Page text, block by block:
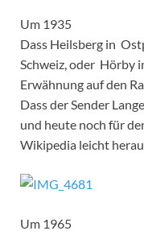
Um 1935
Dass Heilsberg in
Schweiz, oder Hörby
Erwähnung auf den
Dass der Sender
und heute noch für
Wikipedia leicht
Um 1965